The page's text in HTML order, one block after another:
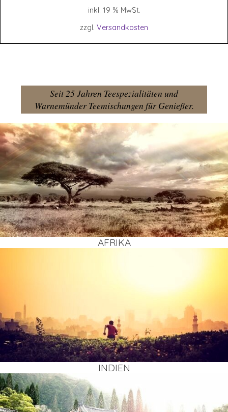
war:
69,95 €
inkl. 19 % MwSt.
zzgl. Versandkosten
Seit 25 Jahren Teespezialitäten und
Warnemünder Teemischungen für Genießer.
AFRI­KA
INDI­EN